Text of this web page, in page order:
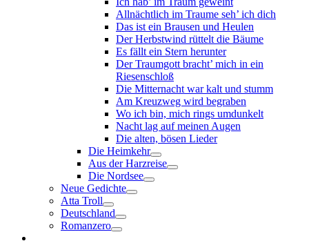
Allnächtlich im Traume seh’ ich dich
Das ist ein Brausen und Heulen
Der Herbstwind rüttelt die Bäume
Es fällt ein Stern herunter
Der Traumgott bracht’ mich in ein
Riesenschloß
Die Mitternacht war kalt und stumm
Am Kreuzweg wird begraben
Wo ich bin, mich rings umdunkelt
Nacht lag auf meinen Augen
Die alten, bösen Lieder
Die Heimkehr
Aus der Harzreise
Die Nordsee
Neue Gedichte
Atta Troll
Deutschland
Romanzero